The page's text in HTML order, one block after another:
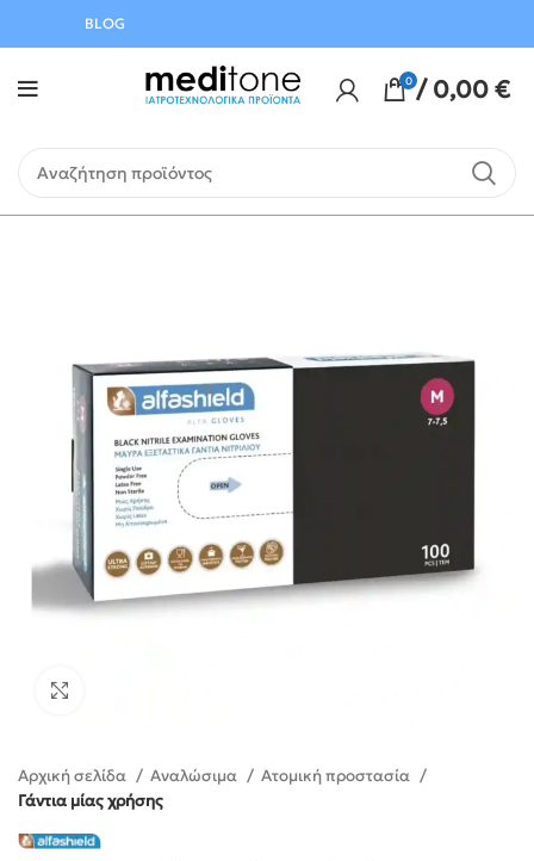
BLOG
0 / 0,00€
Αρχική σελίδα Αναλώσιμα
Ατομική προστασία
Γάντια μίας χρήσης
Αυγούστου